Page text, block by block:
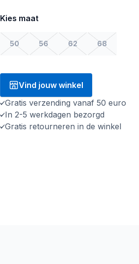
Kies maat
50 56 62 68
Vind jouw winkel
Gratis verzending vanaf 50 euro
In 2-5 werkdagen bezorgd
Gratis retourneren in de winkel